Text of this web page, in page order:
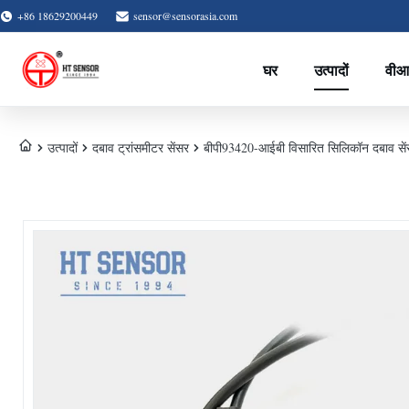
+86 18629200449 sensor@sensorasia.com
घर उत्पादों
उत्पादों दबाव ट्रांसमीटर सेंसर बीपी93420-आईबी विसारित सिलिकॉन